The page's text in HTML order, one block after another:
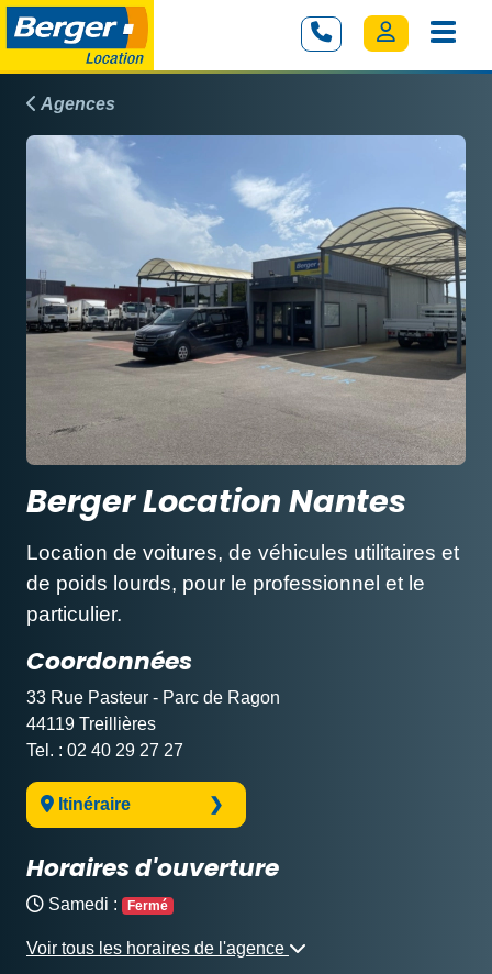
Agences
Berger Location Nantes
Location de voitures, de véhicules utilitaires et
de poids lourds, pour le professionnel et le
particulier.
Coordonnées
33 Rue Pasteur - Parc de Ragon
44119 Treillières
Tel. : 02 40 29 27 27
Itinéraire
Horaires d'ouverture
Samedi : Fermé
Voir tous les horaires de l'agence